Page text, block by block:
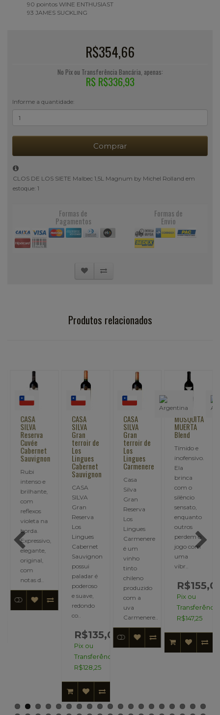
90 pointos WINE ENTHUSIAST
93 JAMES SUCKLING
R$354,66
No Pix ou Transferência Bancária, apenas:
R$ R$336,93
Informe a quantidade:
Comprar
CLOS DE LOS SIETE Malbec 1,5L Magnum by Michel Rolland em
estoque: 1
Formas de
Pagamentos
Formas de
Envio
Produtos relacionados
CASA
SILVA
Reserva
Cuvée
Cabernet
Sauvignon
Rubi
intenso e
brilhante,
com
reflexos
violeta na
borda.
Expressivo,
elegante,
original,
com
notas d..
CASA
SILVA
Gran
terroir de
Los
Lingues
Cabernet
Sauvignon
CASA
SILVA
Gran
Reserva
Los
Lingues
Cabernet
Sauvignon
possui
paladar é
poderoso
e suave,
redondo
co..
R$135,00
Pix ou
Transferência:
R$128,25
CASA
SILVA
Gran
terroir de
Los
Lingues
Carmenere
Casa
Silva
Gran
Reserva
Los
Lingues
Carmenere
é um
vinho
tinto
chileno
produzido
com a
uva
Carmenere..
MOSQUITA
MUERTA
Blend
Tímido e
inofensivo.
Ela
brinca
com o
silêncio
sensato,
enquanto
outros
perdem o
jogo com
uma
vibr..
Pix ou
R$147,25